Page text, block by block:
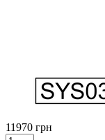
11970 грн